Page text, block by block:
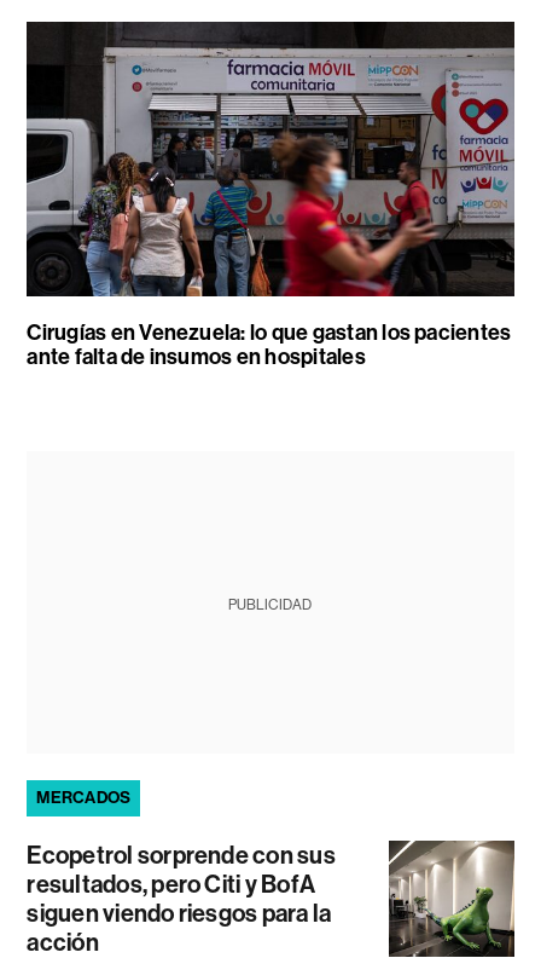
Cirugías en Venezuela: lo que gastan los pacientes
ante falta de insumos en hospitales
PUBLICIDAD
MERCADOS
Ecopetrol sorprende con sus
resultados, pero Citi y BofA
siguen viendo riesgos para la
acción